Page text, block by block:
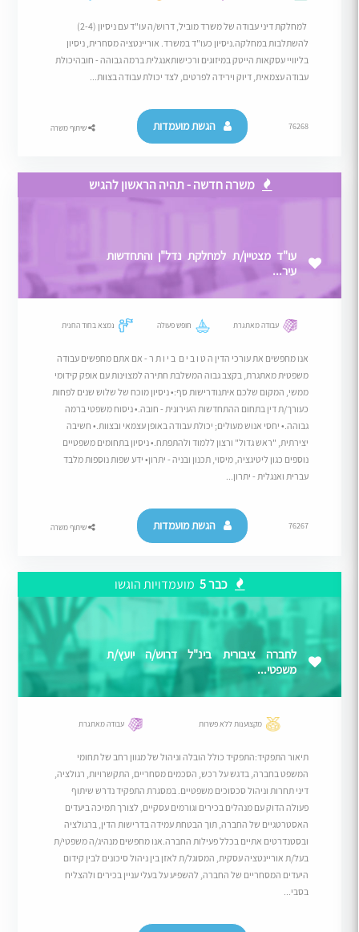
למחלקת דיני עבודה של משרד מוביל, דרוש/ה עו"ד עם ניסיון (2-4)
להשתלבות במחלקה.ניסיון כעו"ד במשרד. אוריינטציה מסחרית, ניסיון
בליוויי עסקאות הייטק במיזוגים ורכישותאנגלית ברמה גבוהה - חובהיכולת
עבודה עצמאית, דיוק וירידה לפרטים, לצד יכולת עבודה בצוות...
76268 הגשת מועמדות שיתוף משרה
משרה חדשה - תהיה הראשון להגיש
עו"ד מצטיין/ת למחלקת נדל"ן והתחדשות
עיר...
עבודה מאתגרת חופש פעולה נמצא בחוד החנית
אנו מחפשים את עורכי הדין ה ט ו ב י ם ב י ו ת ר - אם אתם מחפשים עבודה
משפטית מאתגרת, בקצב גבוה המשלבת חתירה למצוינות עם אופק קידומי
ממשי, המקום שלכם איתנודרישות סף:• ניסיון מוכח של שלוש שנים לפחות
כעורך/ת דין בתחום ההתחדשות העירונית - חובה.• ניסוח משפטי ברמה
גבוהה.• יחסי אנוש מעולים; יכולת עבודה באופן עצמאי ובצוות.• חשיבה
יצירתית, "ראש גדול" ורצון ללמוד ולהתפתח.• ניסיון בתחומים משפטיים
נוספים כגון ליטיגציה, מיסוי, תכנון ובניה - יתרון• ידע שפות נוספות מלבד
עברית ואנגלית - יתרון...
76267 הגשת מועמדות שיתוף משרה
כבר 5 מועמדויות הוגשו
לחברה ציבורית בינ"ל דרוש/ה יועץ/ת
משפטי...
מקצוענות ללא פשרות עבודה מאתגרת
תיאור התפקיד:התפקיד כולל הובלה וניהול של מגוון רחב של תחומי
המשפט בחברה, בדגש על רכש, הסכמים מסחריים, התקשרויות, רגולציה,
דיני תחרות וניהול סכסוכים משפטיים. במסגרת התפקיד נדרש שיתוף
פעולה הדוק עם מנהלים בכירים וגורמים עסקיים, לצורך תמיכה ביעדים
האסטרטגיים של החברה, תוך הבטחת עמידה בדרישות הדין, ברגולציה
ובסטנדרטים אתיים בכלל פעילות החברה.אנו מחפשים מנהיג/ה משפטי/ת
בעל/ת אוריינטציה עסקית, המסוגל/ת לאזן בין ניהול סיכונים לבין קידום
היעדים המסחריים של החברה, להשפיע על בעלי עניין בכירים ולהצליח
בסבי...